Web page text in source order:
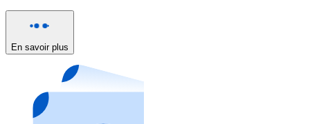
Acheter avec carte
Nouveau
Achetez des cartes-cadeaux de vos marques
Aller à la boutique de cartes-cadeaux
En savoir plus